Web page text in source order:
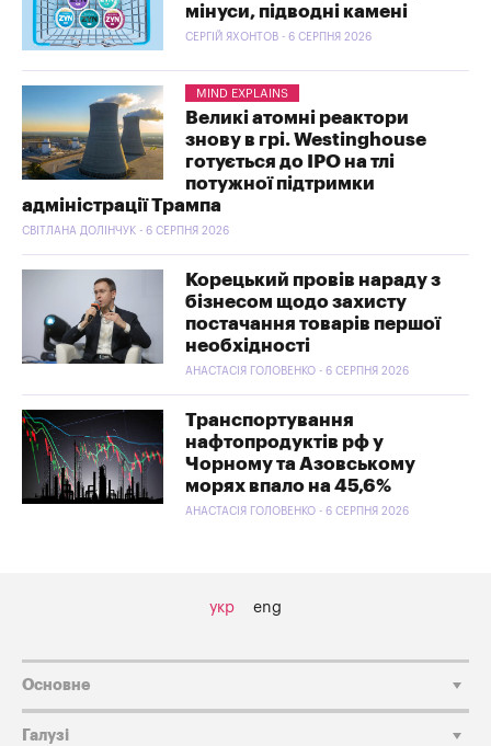
мінуси, підводні камені
СЕРГІЙ ЯХОНТОВ - 6 СЕРПНЯ 2026
MIND EXPLAINS
Великі атомні реактори
знову в грі. Westinghouse
готується до IPO на тлі
потужної підтримки
адміністрації Трампа
СВІТЛАНА ДОЛІНЧУК - 6 СЕРПНЯ 2026
Корецький провів нараду з
бізнесом щодо захисту
постачання товарів першої
необхідності
АНАСТАСІЯ ГОЛОВЕНКО - 6 СЕРПНЯ 2026
Транспортування
нафтопродуктів рф у
Чорному та Азовському
морях впало на 45,6%
АНАСТАСІЯ ГОЛОВЕНКО - 6 СЕРПНЯ 2026
укр eng
Основне
Галузі